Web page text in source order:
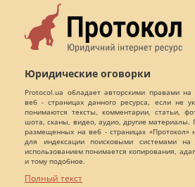
Юридические оговорки
Protocol.ua обладает авторскими правами
веб - страницах данного ресурса, если не
понимаются тексты, комментарии, статьи,
шота, сканы, видео, аудио, другие материалы.
размещенных на веб - страницах «Протокол»
для индексации поисковыми системами
использованием понимается копирования,
и тому подобное.
Полный текст